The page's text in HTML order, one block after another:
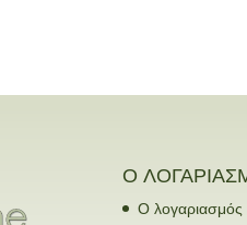
Ο
Ο λογαριασμός